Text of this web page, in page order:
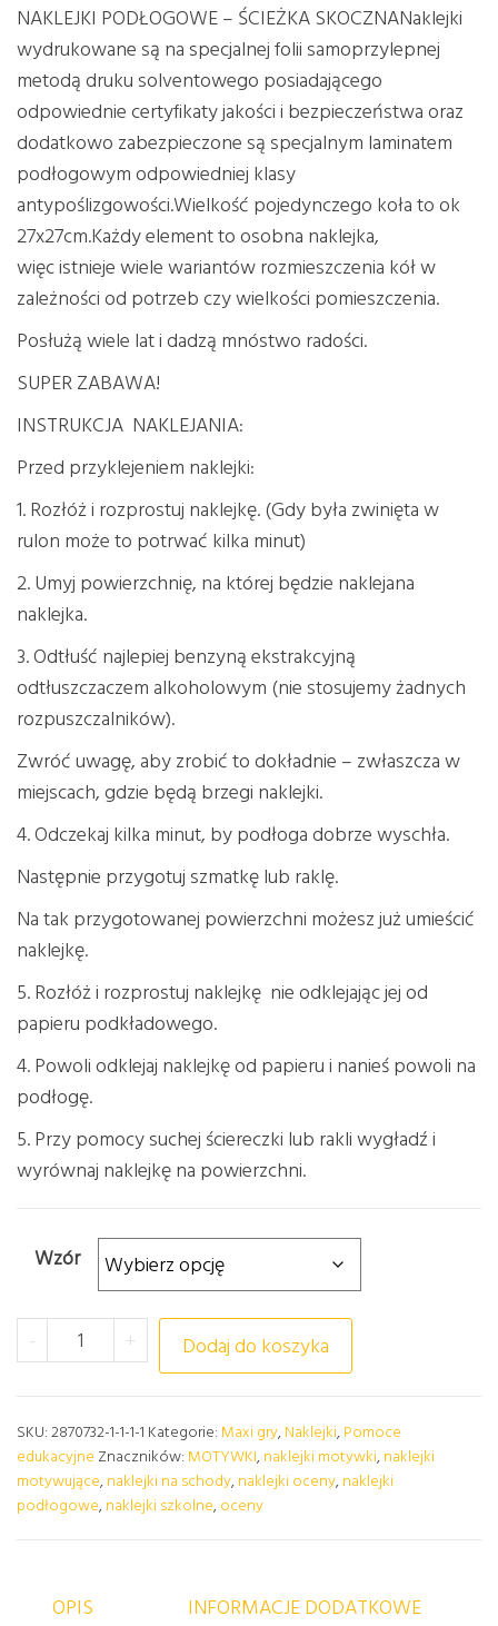
NAKLEJKI PODŁOGOWE – ŚCIEŻKA SKOCZNANaklejki
wydrukowane są na specjalnej folii samoprzylepnej
metodą druku solventowego posiadającego
odpowiednie certyfikaty jakości i bezpieczeństwa oraz
dodatkowo zabezpieczone są specjalnym laminatem
podłogowym odpowiedniej klasy
antypoślizgowości.Wielkość pojedynczego koła to ok
27x27cm.Każdy element to osobna naklejka,
więc istnieje wiele wariantów rozmieszczenia kół w
zależności od potrzeb czy wielkości pomieszczenia.
Posłużą wiele lat i dadzą mnóstwo radości.
SUPER ZABAWA!
INSTRUKCJA NAKLEJANIA:
Przed przyklejeniem naklejki:
1. Rozłóż i rozprostuj naklejkę. (Gdy była zwinięta w
rulon może to potrwać kilka minut)
2. Umyj powierzchnię, na której będzie naklejana
naklejka.
3. Odtłuść najlepiej benzyną ekstrakcyjną
odtłuszczaczem alkoholowym (nie stosujemy żadnych
rozpuszczalników).
Zwróć uwagę, aby zrobić to dokładnie – zwłaszcza w
miejscach, gdzie będą brzegi naklejki.
4. Odczekaj kilka minut, by podłoga dobrze wyschła.
Następnie przygotuj szmatkę lub raklę.
Na tak przygotowanej powierzchni możesz już umieścić
naklejkę.
5. Rozłóż i rozprostuj naklejkę nie odklejając jej od
papieru podkładowego.
4. Powoli odklejaj naklejkę od papieru i nanieś powoli na
podłogę.
5. Przy pomocy suchej ściereczki lub rakli wygładź i
wyrównaj naklejkę na powierzchni.
Wzór
- ilość GRA NAKLEJKA PODŁOGOWA ŚCIEŻKA SKOKI
+ Dodaj do koszyka
SKU:2870732-1-1-1-1 Kategorie: Maxi gry,Naklejki,Pomoce
edukacyjne Znaczników: MOTYWKI,naklejki motywki,naklejki
motywujące,naklejki na schody,naklejki oceny,naklejki
podłogowe,naklejki szkolne,oceny
OPIS INFORMACJE DODATKOWE